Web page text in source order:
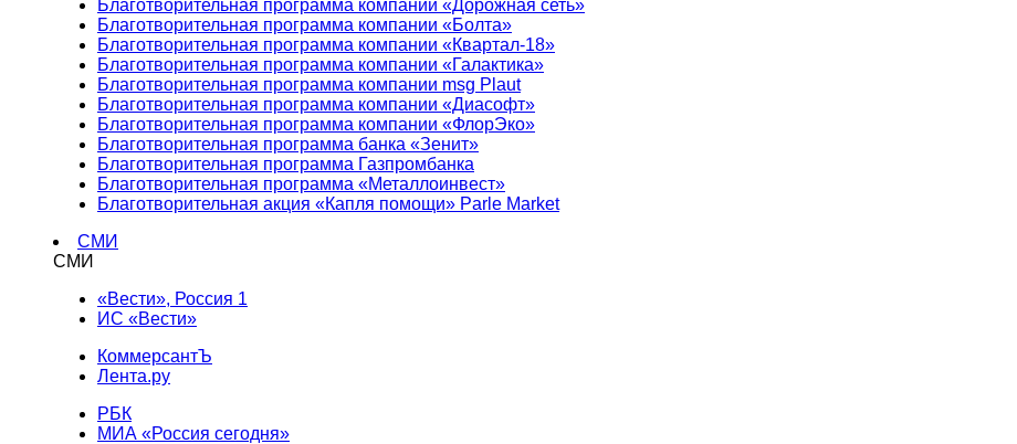
Благотворительная программа компании «Дорожная сеть»
Благотворительная программа компании «Болта»
Благотворительная программа компании «Квартал-18»
Благотворительная программа компании «Галактика»
Благотворительная программа компании msg Plaut
Благотворительная программа компании «Диасофт»
Благотворительная программа компании «ФлорЭко»
Благотворительная программа банка «Зенит»
Благотворительная программа Газпромбанка
Благотворительная программа «Металлоинвест»
Благотворительная акция «Капля помощи» Parle Market
СМИ
СМИ
«Вести», Россия 1
ИС «Вести»
КоммерсантЪ
Лента.ру
РБК
МИА «Россия сегодня»